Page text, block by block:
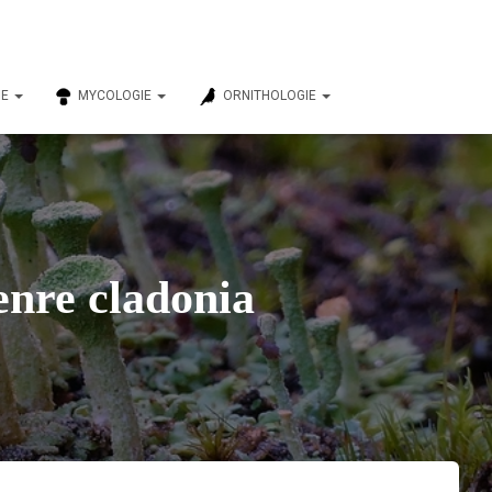
MYCOLOGIE ORNITHOLOGIE
cladonia